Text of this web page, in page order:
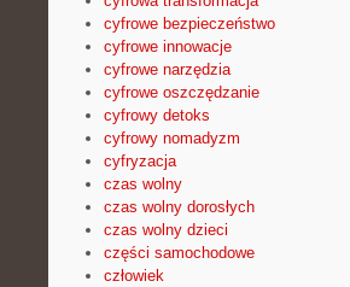
cyfrowe bezpieczeństwo
cyfrowe innowacje
cyfrowe narzędzia
cyfrowe oszczędzanie
cyfrowy detoks
cyfrowy nomadyzm
cyfryzacja
czas wolny
czas wolny dorosłych
czas wolny dzieci
części samochodowe
człowiek